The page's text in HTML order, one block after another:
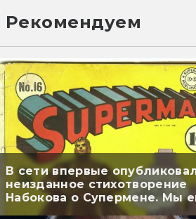
Рекомендуем
В сети впервые
неизданное стихотворение
Набокова о Супермене. Мы
перевели